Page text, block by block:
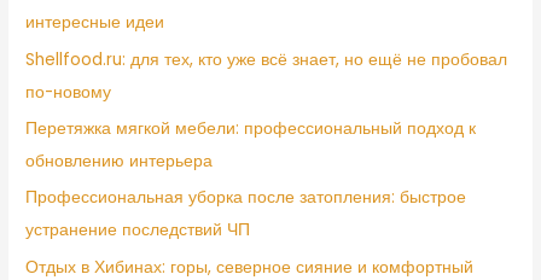
интересные идеи
Shellfood.ru: для тех, кто уже всё знает, но ещё не пробовал
по-новому
Перетяжка мягкой мебели: профессиональный подход к
обновлению интерьера
Профессиональная уборка после затопления: быстрое
устранение последствий ЧП
Отдых в Хибинах: горы, северное сияние и комфортный